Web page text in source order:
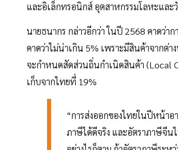
และอิเล็กทรอนิกส์ อุตสาหกรรมโลหะแล
นายธนากร กล่าวอีกว่า ในปี 2568 คาดว่า
คาดว่าไม่น่าเกิน 5% เพราะมีสินค้าจากต่
จะกำหนดสัดส่วนถิ่นกำเนิดสินค้า (Local
เก็บจากไทยที่ 19%
“การส่งออกของไทยในปีหน้าอ
ภาษีได้ดีจริง และอัตราภาษีจีน